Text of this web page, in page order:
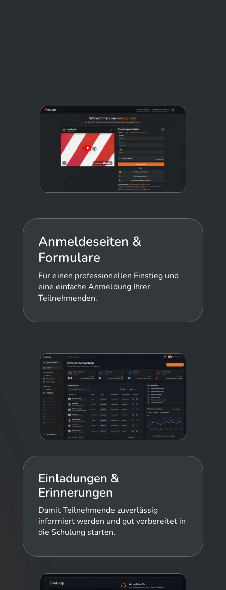
Anmeldeseiten &
Formulare
Für einen professionellen Einstieg und
eine einfache Anmeldung Ihrer
Teilnehmenden.
Einladungen &
Erinnerungen
Damit Teilnehmende zuverlässig
informiert werden und gut vorbereitet in
die Schulung starten.